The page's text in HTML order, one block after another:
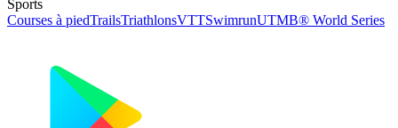
Sports
Courses à piedTrailsTriathlonsVTTSwimrunUTMB® World Series